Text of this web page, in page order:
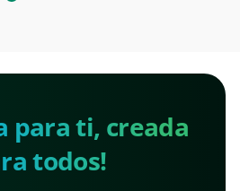
para ti, creada
todos!